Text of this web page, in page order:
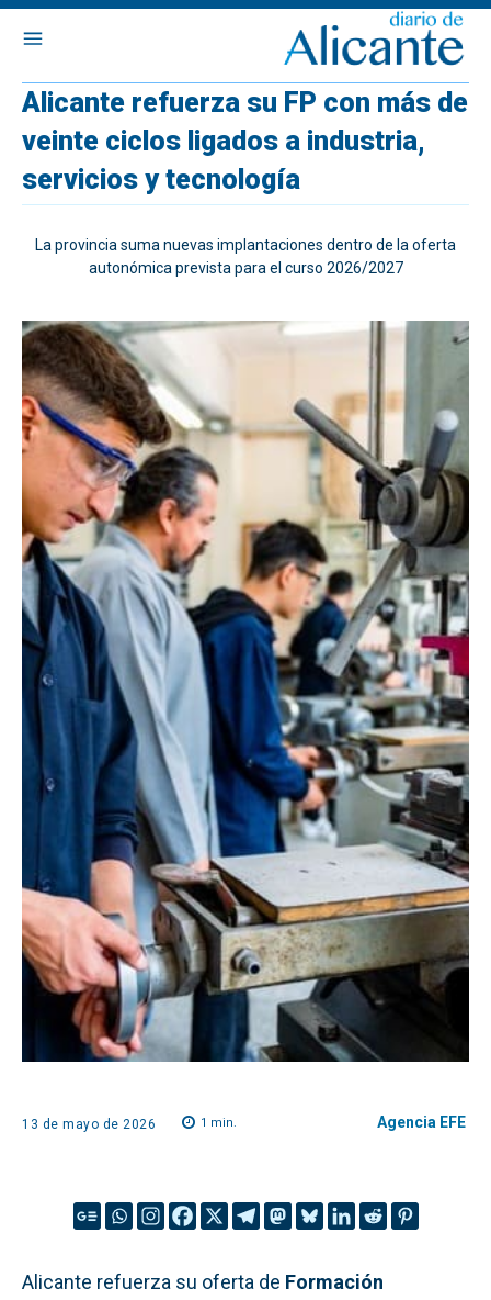
Alicante refuerza su FP con más de
veinte ciclos ligados a industria,
servicios y tecnología
La provincia suma nuevas implantaciones dentro de la oferta
autonómica prevista para el curso 2026/2027
13 de mayo de 2026 1 min. Agencia EFE
Alicante refuerza su oferta de Formación